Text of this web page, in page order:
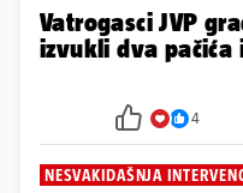
Vatrogasci JVP
izvukli dva pačića
4
NESVAKIDAŠNJA